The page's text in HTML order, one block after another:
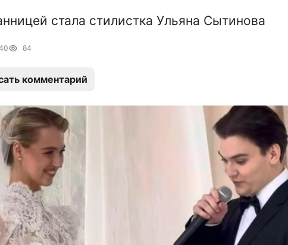
стала стилистка Ульяна Сытинова
84
комментарий